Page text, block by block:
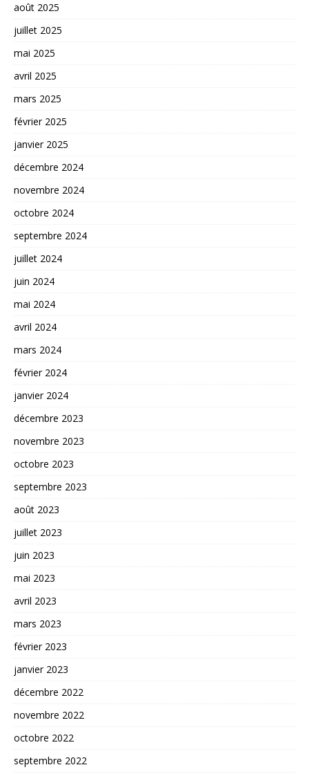
août 2025
juillet 2025
mai 2025
avril 2025
mars 2025
février 2025
janvier 2025
décembre 2024
novembre 2024
octobre 2024
septembre 2024
juillet 2024
juin 2024
mai 2024
avril 2024
mars 2024
février 2024
janvier 2024
décembre 2023
novembre 2023
octobre 2023
septembre 2023
août 2023
juillet 2023
juin 2023
mai 2023
avril 2023
mars 2023
février 2023
janvier 2023
décembre 2022
novembre 2022
octobre 2022
septembre 2022